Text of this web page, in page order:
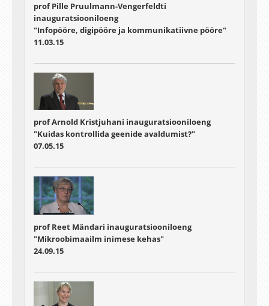
prof Pille Pruulmann-Vengerfeldti
inauguratsiooniloeng
"Infopööre, digipööre ja kommunikatiivne pööre"
11.03.15
prof Arnold Kristjuhani inauguratsiooniloeng
"Kuidas kontrollida geenide avaldumist?"
07.05.15
prof Reet Mändari inauguratsiooniloeng
"Mikroobimaailm inimese kehas"
24.09.15